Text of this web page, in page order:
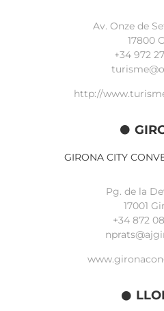
Av. Onze de
17800
+34 972
http://
GIRONA CITY
Pg. de la
17001
+34 872